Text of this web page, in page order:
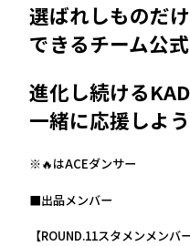
選ばれしものだ
できるチーム公
進化し続ける
一緒に応援しよ
※🔥はACEダンサー
■出品メンバー
【ROUND.11スタメンメンバー